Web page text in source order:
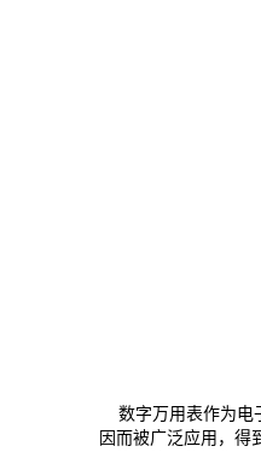
数字万用表作为电
因而被广泛应用，得